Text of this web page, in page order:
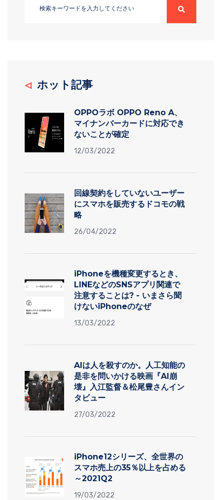
ホット記事
OPPOラボ OPPO Reno A、
マイナンバーカードに対応でき
ないことが確定
12/03/2022
回線契約をしていないユーザー
にスマホを販売するドコモの戦
略
26/04/2022
iPhoneを機種変更するとき、
LINEなどのSNSアプリ関連で
注意することは? - いまさら聞
けないiPhoneのなぜ
13/03/2022
AIは人を殺すのか。人工知能の
是非を問いかける映画『AI崩
壊』入江監督＆松尾豊さんイン
タビュー
27/03/2022
iPhone12シリーズ、全世界の
スマホ売上の35％以上を占める
～2021Q2
19/03/2022